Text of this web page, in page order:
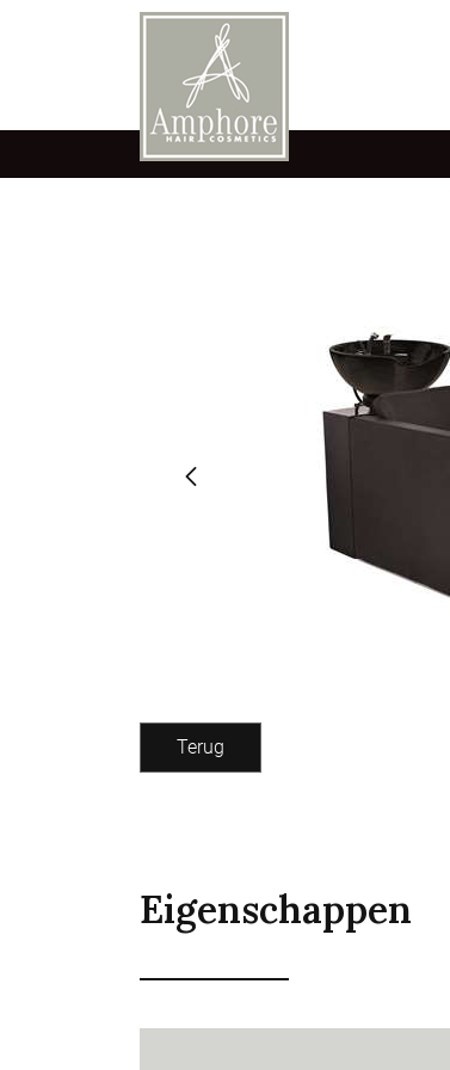
Terug
Eigenschappen